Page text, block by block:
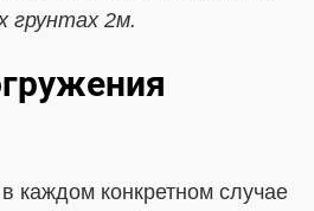
грунтах 2м.
каждом конкретном случае